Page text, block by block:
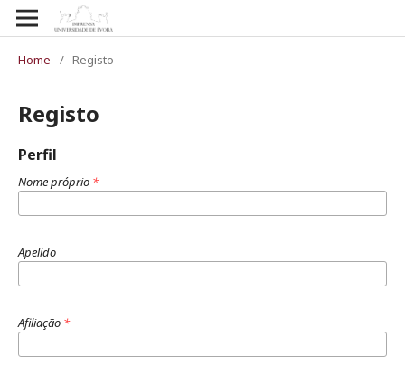
Home / Registo
Registo
Perfil
Nome próprio *
Apelido
Afiliação *